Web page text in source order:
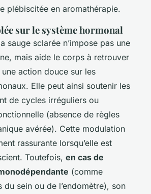
plébiscitée en aromathérapie.
sur le système hormonal
sauge sclarée n’impose pas une
mais aide le corps à retrouver
action douce sur les
Elle peut ainsi soutenir les
de cycles irréguliers ou
(absence de règles
avérée). Cette modulation
rassurante lorsqu’elle est
Toutefois, en cas de
(comme
du sein ou de l’endomètre), son